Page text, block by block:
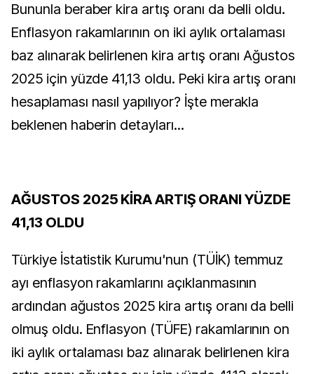
Bununla beraber kira artış oranı da belli oldu.
Enflasyon rakamlarının on iki aylık ortalaması
baz alınarak belirlenen kira artış oranı Ağustos
2025 için yüzde 41,13 oldu. Peki kira artış oranı
hesaplaması nasıl yapılıyor? İşte merakla
beklenen haberin detayları...
AĞUSTOS 2025 KİRA ARTIŞ ORANI YÜZDE
41,13 OLDU
Türkiye İstatistik Kurumu'nun (TÜİK) temmuz
ayı enflasyon rakamlarını açıklanmasının
ardından ağustos 2025 kira artış oranı da belli
olmuş oldu. Enflasyon (TÜFE) rakamlarının on
iki aylık ortalaması baz alınarak belirlenen kira